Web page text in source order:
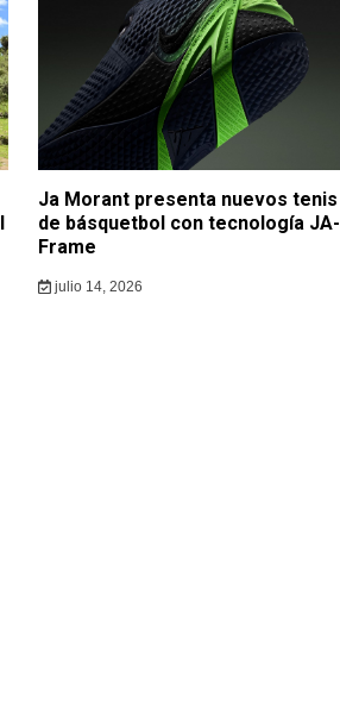
Ja Morant presenta nuevos tenis
de básquetbol con tecnología JA-
Frame
julio 14, 2026